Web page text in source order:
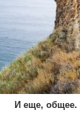
И еще, общее.